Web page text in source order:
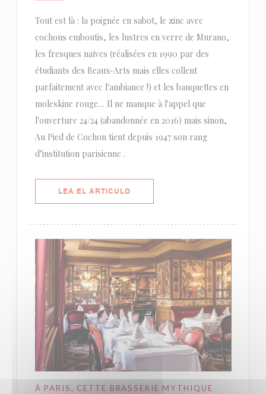
Tout est là : la poignée en sabot, le zinc avec
cochons emboutis, les lustres en verre de Murano,
les fresques naïves (réalisées en 1990 par des
étudiants des Beaux-Arts mais elles collent
parfaitement avec l'ambiance !) et les banquettes en
moleskine rouge… Il ne manque à l'appel que
l'ouverture 24/24 (abandonnée en 2016) mais sinon,
Au Pied de Cochon tient depuis 1947 son rang
d’institution parisienne .
LEA EL ARTICULO((ABRE EN UNA NUEVA
À PARIS, CETTE BRASSERIE MYTHIQUE